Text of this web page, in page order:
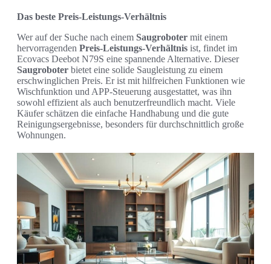
Das beste Preis-Leistungs-Verhältnis
Wer auf der Suche nach einem Saugroboter mit einem
hervorragenden Preis-Leistungs-Verhältnis ist, findet im
Ecovacs Deebot N79S eine spannende Alternative. Dieser
Saugroboter bietet eine solide Saugleistung zu einem
erschwinglichen Preis. Er ist mit hilfreichen Funktionen wie
Wischfunktion und APP-Steuerung ausgestattet, was ihn
sowohl effizient als auch benutzerfreundlich macht. Viele
Käufer schätzen die einfache Handhabung und die gute
Reinigungsergebnisse, besonders für durchschnittlich große
Wohnungen.